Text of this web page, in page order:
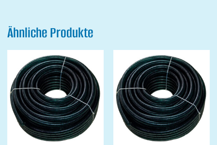
Ähnliche Produkte